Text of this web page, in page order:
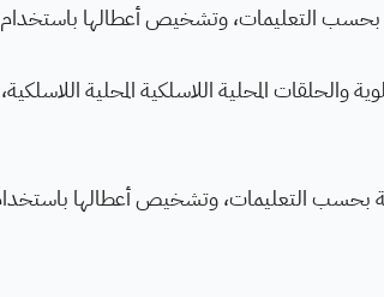
بحسب التعليمات، وتشخيص أعطالها باستخدام
المحلية اللاسلكية المحلية اللاسلكية،
بحسب التعليمات، وتشخيص أعطالها